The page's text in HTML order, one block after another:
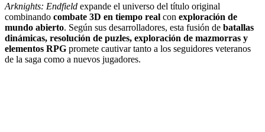
Arknights: Endfield expande el universo del título original
combinando combate 3D en tiempo real con exploración de
mundo abierto. Según sus desarrolladores, esta fusión de batallas
dinámicas, resolución de puzles, exploración de mazmorras y
elementos RPG promete cautivar tanto a los seguidores veteranos
de la saga como a nuevos jugadores.